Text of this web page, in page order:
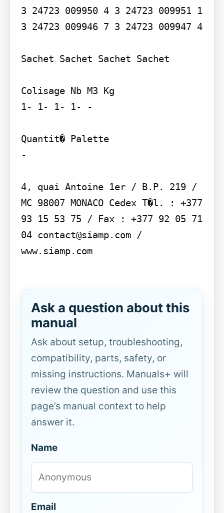
3 24723 009950 4 3 24723 009951 1
3 24723 009946 7 3 24723 009947 4
Sachet Sachet Sachet Sachet
Colisage Nb M3 Kg
1- 1- 1- 1- -
Quantit� Palette
-
4, quai Antoine 1er / B.P. 219 /
MC 98007 MONACO Cedex T�l. : +377
93 15 53 75 / Fax : +377 92 05 71
04 contact@siamp.com /
www.siamp.com
Ask a question about this
manual
Ask about setup, troubleshooting,
compatibility, parts, safety, or
missing instructions. Manuals+ will
review the question and use this
page’s manual context to help
answer it.
Name
Email